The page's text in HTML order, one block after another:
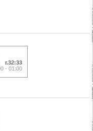
32:32
- 01:00